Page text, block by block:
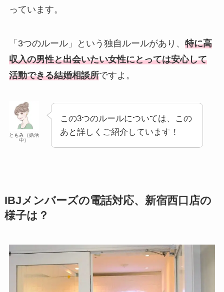
っています。
「3つのルール」という独自ルールがあり、 特に高
収入の男性と出会いたい女性にとっては安心して
活動できる結婚相談所ですよ。
ともみ（婚活
中）
この3つのルールについては、この
あと詳しくご紹介しています！
IBJメンバーズの電話対応、新宿西口店の
様子は？